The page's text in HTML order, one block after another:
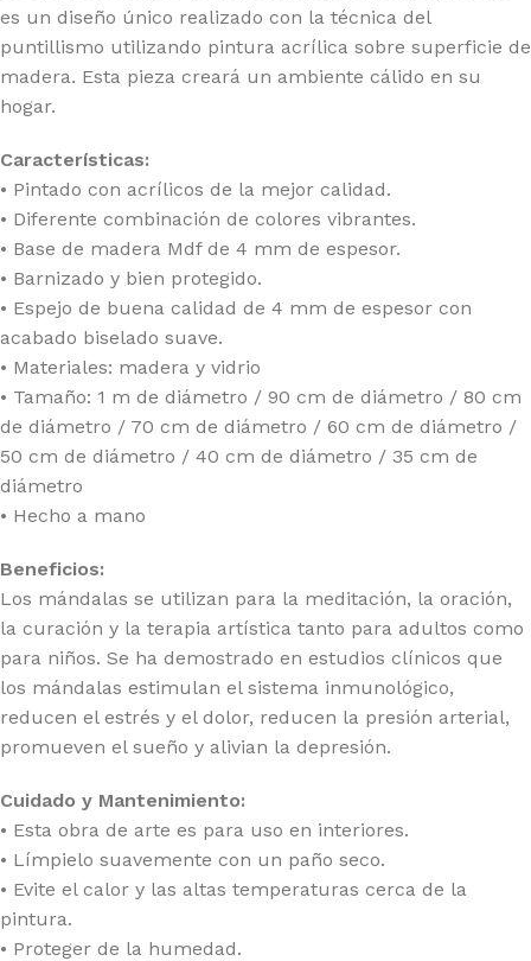
es un diseño único realizado con la técnica del
puntillismo utilizando pintura acrílica sobre superficie de
madera. Esta pieza creará un ambiente cálido en su
hogar.
Características:
• Pintado con acrílicos de la mejor calidad.
• Diferente combinación de colores vibrantes.
• Base de madera Mdf de 4 mm de espesor.
• Barnizado y bien protegido.
• Espejo de buena calidad de 4 mm de espesor con
acabado biselado suave.
• Materiales: madera y vidrio
• Tamaño: 1 m de diámetro / 90 cm de diámetro / 80 cm
de diámetro / 70 cm de diámetro / 60 cm de diámetro /
50 cm de diámetro / 40 cm de diámetro / 35 cm de
diámetro
• Hecho a mano
Beneficios:
Los mándalas se utilizan para la meditación, la oración,
la curación y la terapia artística tanto para adultos como
para niños. Se ha demostrado en estudios clínicos que
los mándalas estimulan el sistema inmunológico,
reducen el estrés y el dolor, reducen la presión arterial,
promueven el sueño y alivian la depresión.
Cuidado y Mantenimiento:
• Esta obra de arte es para uso en interiores.
• Límpielo suavemente con un paño seco.
• Evite el calor y las altas temperaturas cerca de la
pintura.
• Proteger de la humedad.